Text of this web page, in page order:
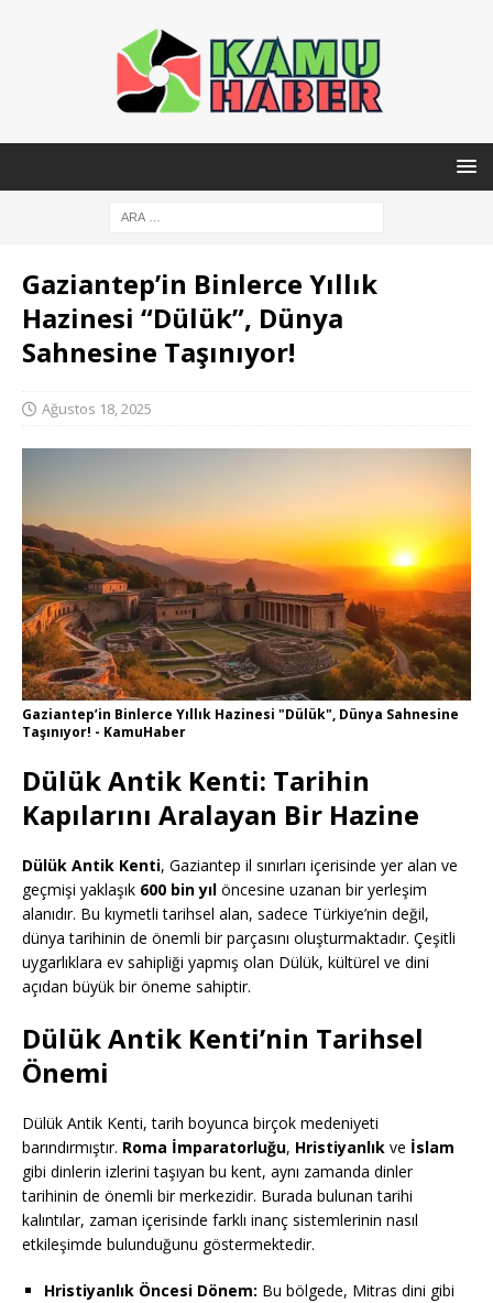
Gaziantep’in Binlerce Yıllık
Hazinesi “Dülük”, Dünya
Sahnesine Taşınıyor!
Ağustos 18, 2025
Gaziantep’in Binlerce Yıllık Hazinesi "Dülük", Dünya Sahnesine
Taşınıyor! - KamuHaber
Dülük Antik Kenti: Tarihin
Kapılarını Aralayan Bir Hazine
Dülük Antik Kenti, Gaziantep il sınırları içerisinde yer alan ve
geçmişi yaklaşık 600 bin yıl öncesine uzanan bir yerleşim
alanıdır. Bu kıymetli tarihsel alan, sadece Türkiye’nin değil,
dünya tarihinin de önemli bir parçasını oluşturmaktadır. Çeşitli
uygarlıklara ev sahipliği yapmış olan Dülük, kültürel ve dini
açıdan büyük bir öneme sahiptir.
Dülük Antik Kenti’nin Tarihsel
Önemi
Dülük Antik Kenti, tarih boyunca birçok medeniyeti
barındırmıştır. Roma İmparatorluğu, Hristiyanlık ve İslam
gibi dinlerin izlerini taşıyan bu kent, aynı zamanda dinler
tarihinin de önemli bir merkezidir. Burada bulunan tarihi
kalıntılar, zaman içerisinde farklı inanç sistemlerinin nasıl
etkileşimde bulunduğunu göstermektedir.
Hristiyanlık Öncesi Dönem: Bu bölgede, Mitras dini gibi